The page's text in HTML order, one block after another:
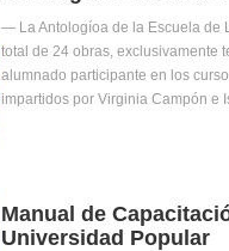
La Antologíoa de la Escuela de
total de 24 obras, exclusivamente
alumnado participante en los
impartidos por Virginia Campón e
Manual de
Universidad Popular